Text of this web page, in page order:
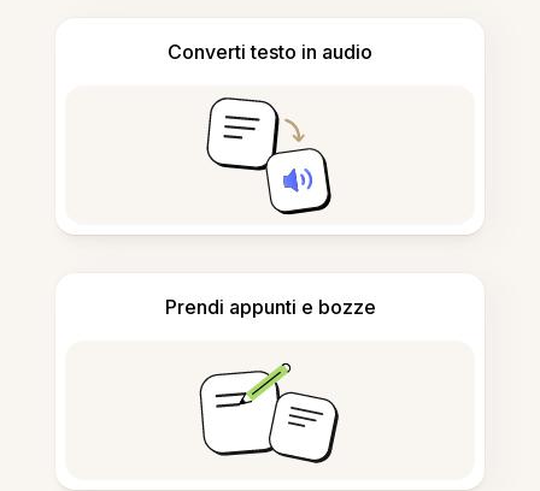
Converti testo in audio
Prendi appunti e bozze